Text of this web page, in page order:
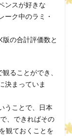
ンスが好きな
ーク中のラミ・
の合計評価数と
ることができ、
決まっていま
うことで、日本
、できればその
観ておくことを